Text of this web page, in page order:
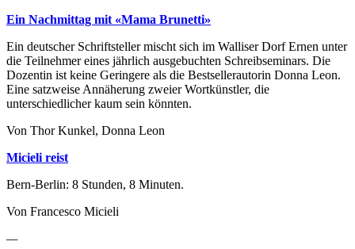
Ein Nachmittag mit «Mama Brunetti»
Ein deutscher Schriftsteller mischt sich im Walliser Dorf Ernen unter
die Teilnehmer eines jährlich ausgebuchten Schreibseminars. Die
Dozentin ist keine Geringere als die Bestsellerautorin Donna Leon.
Eine satzweise Annäherung zweier Wortkünstler, die
unterschiedlicher kaum sein könnten.
Von Thor Kunkel, Donna Leon
Micieli reist
Bern-Berlin: 8 Stunden, 8 Minuten.
Von Francesco Micieli
—